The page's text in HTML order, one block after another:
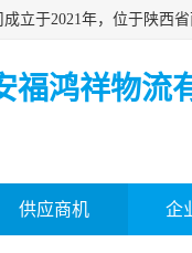
福鸿祥物流
供应商机 企